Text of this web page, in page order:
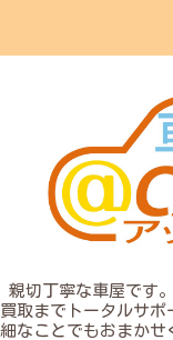
親切丁寧な車屋です
買取までトータルサ
細なことでもおまかせ